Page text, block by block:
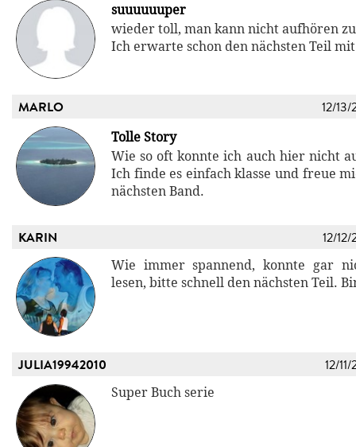
suuuuuuper
wieder toll, man kann nicht aufhören
Ich erwarte schon den nächsten Teil
MARLO 12/13/
Tolle Story
Wie so oft konnte ich auch hier nicht
Ich finde es einfach klasse und freue
nächsten Band.
KARIN 12/
Wie immer spannend, konnte gar
lesen, bitte schnell den nächsten Teil.
JULIA19942010 12/
Super Buch serie